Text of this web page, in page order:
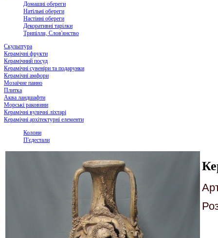
Домашні обереги
Натільні обереги
Настінні обереги
Декоративні тарілки
Трипілля, Слов'янство
Скульптура
Керамічні фрукти
Керамічний посуд
Керамічні сувеніри та подарунки
Керамічні амфори
Мозаїчне панно
Плитка
Аква ландшафти
Морські раковини
Керамічні вуличні ліхтарі
Керамічні архітектурні елементи
Колони
П'єдестали